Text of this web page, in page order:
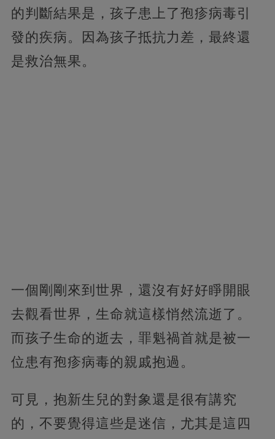
的判斷結果是，孩子患上了孢疹病毒引
發的疾病。因為孩子抵抗力差，最終還
是救治無果。
一個剛剛來到世界，還沒有好好睜開眼
去觀看世界，生命就這樣悄然流逝了。
而孩子生命的逝去，罪魁禍首就是被一
位患有孢疹病毒的親戚抱過。
可見，抱新生兒的對象還是很有講究
的，不要覺得這些是迷信，尤其是這四